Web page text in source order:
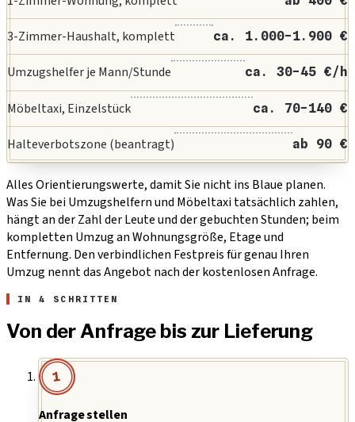
3-Zimmer-Haushalt, komplett ca. 1.000-1.900 €
Umzugshelfer je Mann/Stunde ca. 30-45 €/h
Möbeltaxi, Einzelstück ca. 70-140 €
Halteverbotszone (beantragt) ab 90 €
Alles Orientierungswerte, damit Sie nicht ins Blaue planen.
Was Sie bei Umzugshelfern und Möbeltaxi tatsächlich zahlen,
hängt an der Zahl der Leute und der gebuchten Stunden; beim
kompletten Umzug an Wohnungsgröße, Etage und
Entfernung. Den verbindlichen Festpreis für genau Ihren
Umzug nennt das Angebot nach der kostenlosen Anfrage.
IN 4 SCHRITTEN
Von der Anfrage bis zur Lieferung
1
Anfrage stellen